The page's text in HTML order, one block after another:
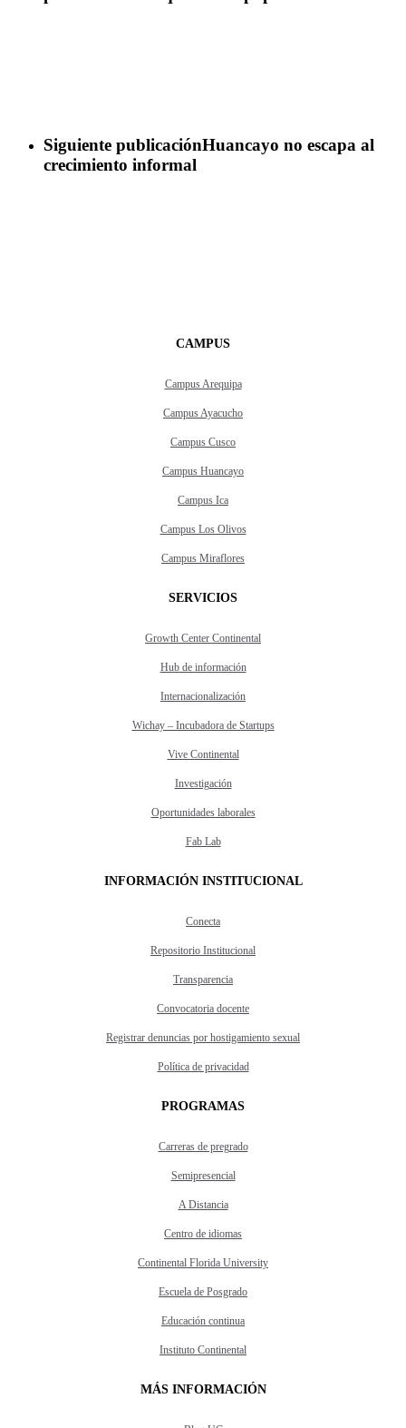
Siguiente publicaciónHuancayo no escapa al
crecimiento informal
CAMPUS
Campus Arequipa
Campus Ayacucho
Campus Cusco
Campus Huancayo
Campus Ica
Campus Los Olivos
Campus Miraflores
SERVICIOS
Growth Center Continental
Hub de información
Internacionalización
Wichay – Incubadora de Startups
Vive Continental
Investigación
Oportunidades laborales
Fab Lab
INFORMACIÓN INSTITUCIONAL
Conecta
Repositorio Institucional
Transparencia
Convocatoria docente
Registrar denuncias por hostigamiento sexual
Política de privacidad
PROGRAMAS
Carreras de pregrado
Semipresencial
A Distancia
Centro de idiomas
Continental Florida University
Escuela de Posgrado
Educación continua
Instituto Continental
MÁS INFORMACIÓN